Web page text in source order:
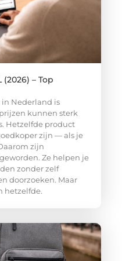
– Top
Nederland is
kunnen sterk
Hetzelfde product
zijn — als je
zijn
Ze helpen je
zonder zelf
doorzoeken. Maar
hetzelfde.